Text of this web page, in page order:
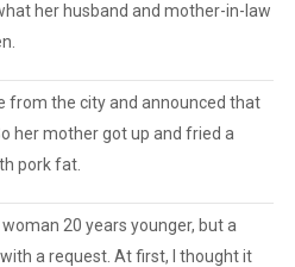
her husband and mother-in-law
from the city and announced that
her mother got up and fried a
pork fat.
20 years younger, but a
a request. At first, I thought it